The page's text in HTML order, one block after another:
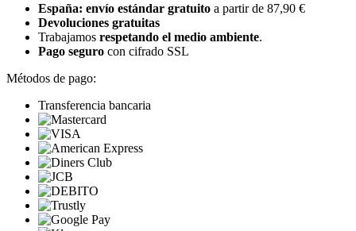
España: envío estándar gratuito a partir de 87,90 €
Devoluciones gratuitas
Trabajamos respetando el medio ambiente.
Pago seguro con cifrado SSL
Métodos de pago:
Transferencia bancaria